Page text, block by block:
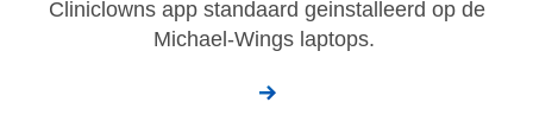
Cliniclowns app standaard geinstalleerd op de
Michael-Wings laptops.